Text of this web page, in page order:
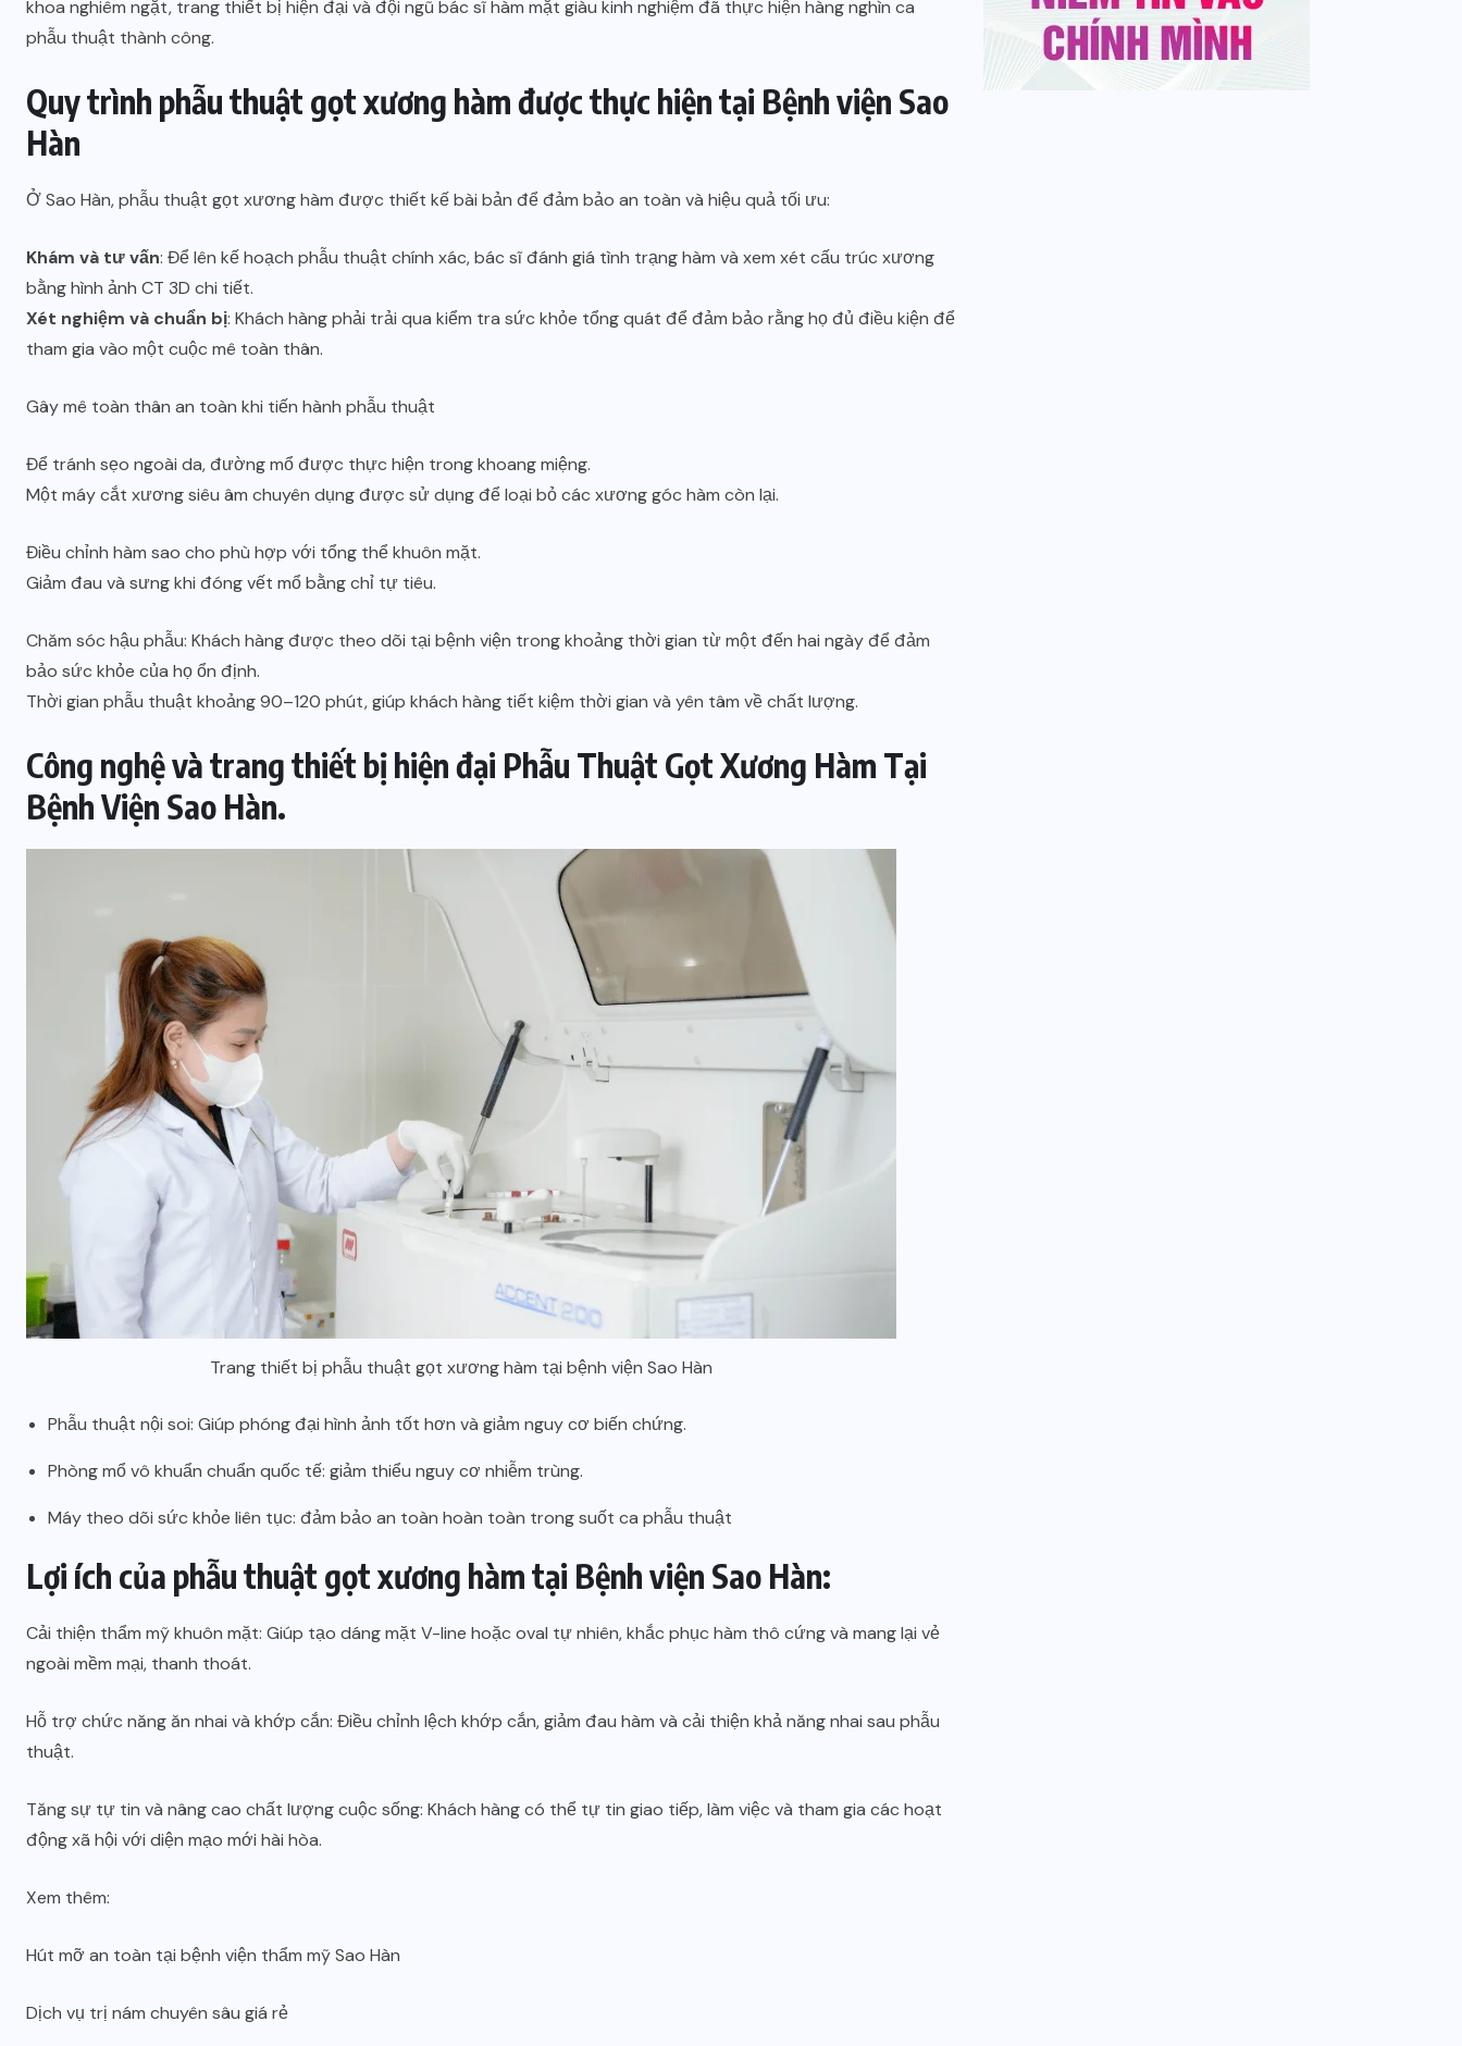
khoa nghiêm ngặt, trang thiết bị hiện đại và đội ngũ bác sĩ hàm mặt giàu kinh nghiệm đã thực hiện hàng nghìn ca
phẫu thuật thành công.
Quy trình phẫu thuật gọt xương hàm được thực hiện tại Bệnh viện Sao
Hàn
Ở Sao Hàn, phẫu thuật gọt xương hàm được thiết kế bài bản để đảm bảo an toàn và hiệu quả tối ưu:
Khám và tư vấn: Để lên kế hoạch phẫu thuật chính xác, bác sĩ đánh giá tình trạng hàm và xem xét cấu trúc xương
bằng hình ảnh CT 3D chi tiết.
Xét nghiệm và chuẩn bị: Khách hàng phải trải qua kiểm tra sức khỏe tổng quát để đảm bảo rằng họ đủ điều kiện để
tham gia vào một cuộc mê toàn thân.
Gây mê toàn thân an toàn khi tiến hành phẫu thuật
Để tránh sẹo ngoài da, đường mổ được thực hiện trong khoang miệng.
Một máy cắt xương siêu âm chuyên dụng được sử dụng để loại bỏ các xương góc hàm còn lại.
Điều chỉnh hàm sao cho phù hợp với tổng thể khuôn mặt.
Giảm đau và sưng khi đóng vết mổ bằng chỉ tự tiêu.
Chăm sóc hậu phẫu: Khách hàng được theo dõi tại bệnh viện trong khoảng thời gian từ một đến hai ngày để đảm
bảo sức khỏe của họ ổn định.
Thời gian phẫu thuật khoảng 90–120 phút, giúp khách hàng tiết kiệm thời gian và yên tâm về chất lượng.
Công nghệ và trang thiết bị hiện đại Phẫu Thuật Gọt Xương Hàm Tại
Bệnh Viện Sao Hàn.
Trang thiết bị phẫu thuật gọt xương hàm tại bệnh viện Sao Hàn
Phẫu thuật nội soi: Giúp phóng đại hình ảnh tốt hơn và giảm nguy cơ biến chứng.
Phòng mổ vô khuẩn chuẩn quốc tế: giảm thiểu nguy cơ nhiễm trùng.
Máy theo dõi sức khỏe liên tục: đảm bảo an toàn hoàn toàn trong suốt ca phẫu thuật
Lợi ích của phẫu thuật gọt xương hàm tại Bệnh viện Sao Hàn:
Cải thiện thẩm mỹ khuôn mặt: Giúp tạo dáng mặt V-line hoặc oval tự nhiên, khắc phục hàm thô cứng và mang lại vẻ
ngoài mềm mại, thanh thoát.
Hỗ trợ chức năng ăn nhai và khớp cắn: Điều chỉnh lệch khớp cắn, giảm đau hàm và cải thiện khả năng nhai sau phẫu
thuật.
Tăng sự tự tin và nâng cao chất lượng cuộc sống: Khách hàng có thể tự tin giao tiếp, làm việc và tham gia các hoạt
động xã hội với diện mạo mới hài hòa.
Xem thêm:
Hút mỡ an toàn tại bệnh viện thẩm mỹ Sao Hàn
Dịch vụ trị nám chuyên sâu giá rẻ